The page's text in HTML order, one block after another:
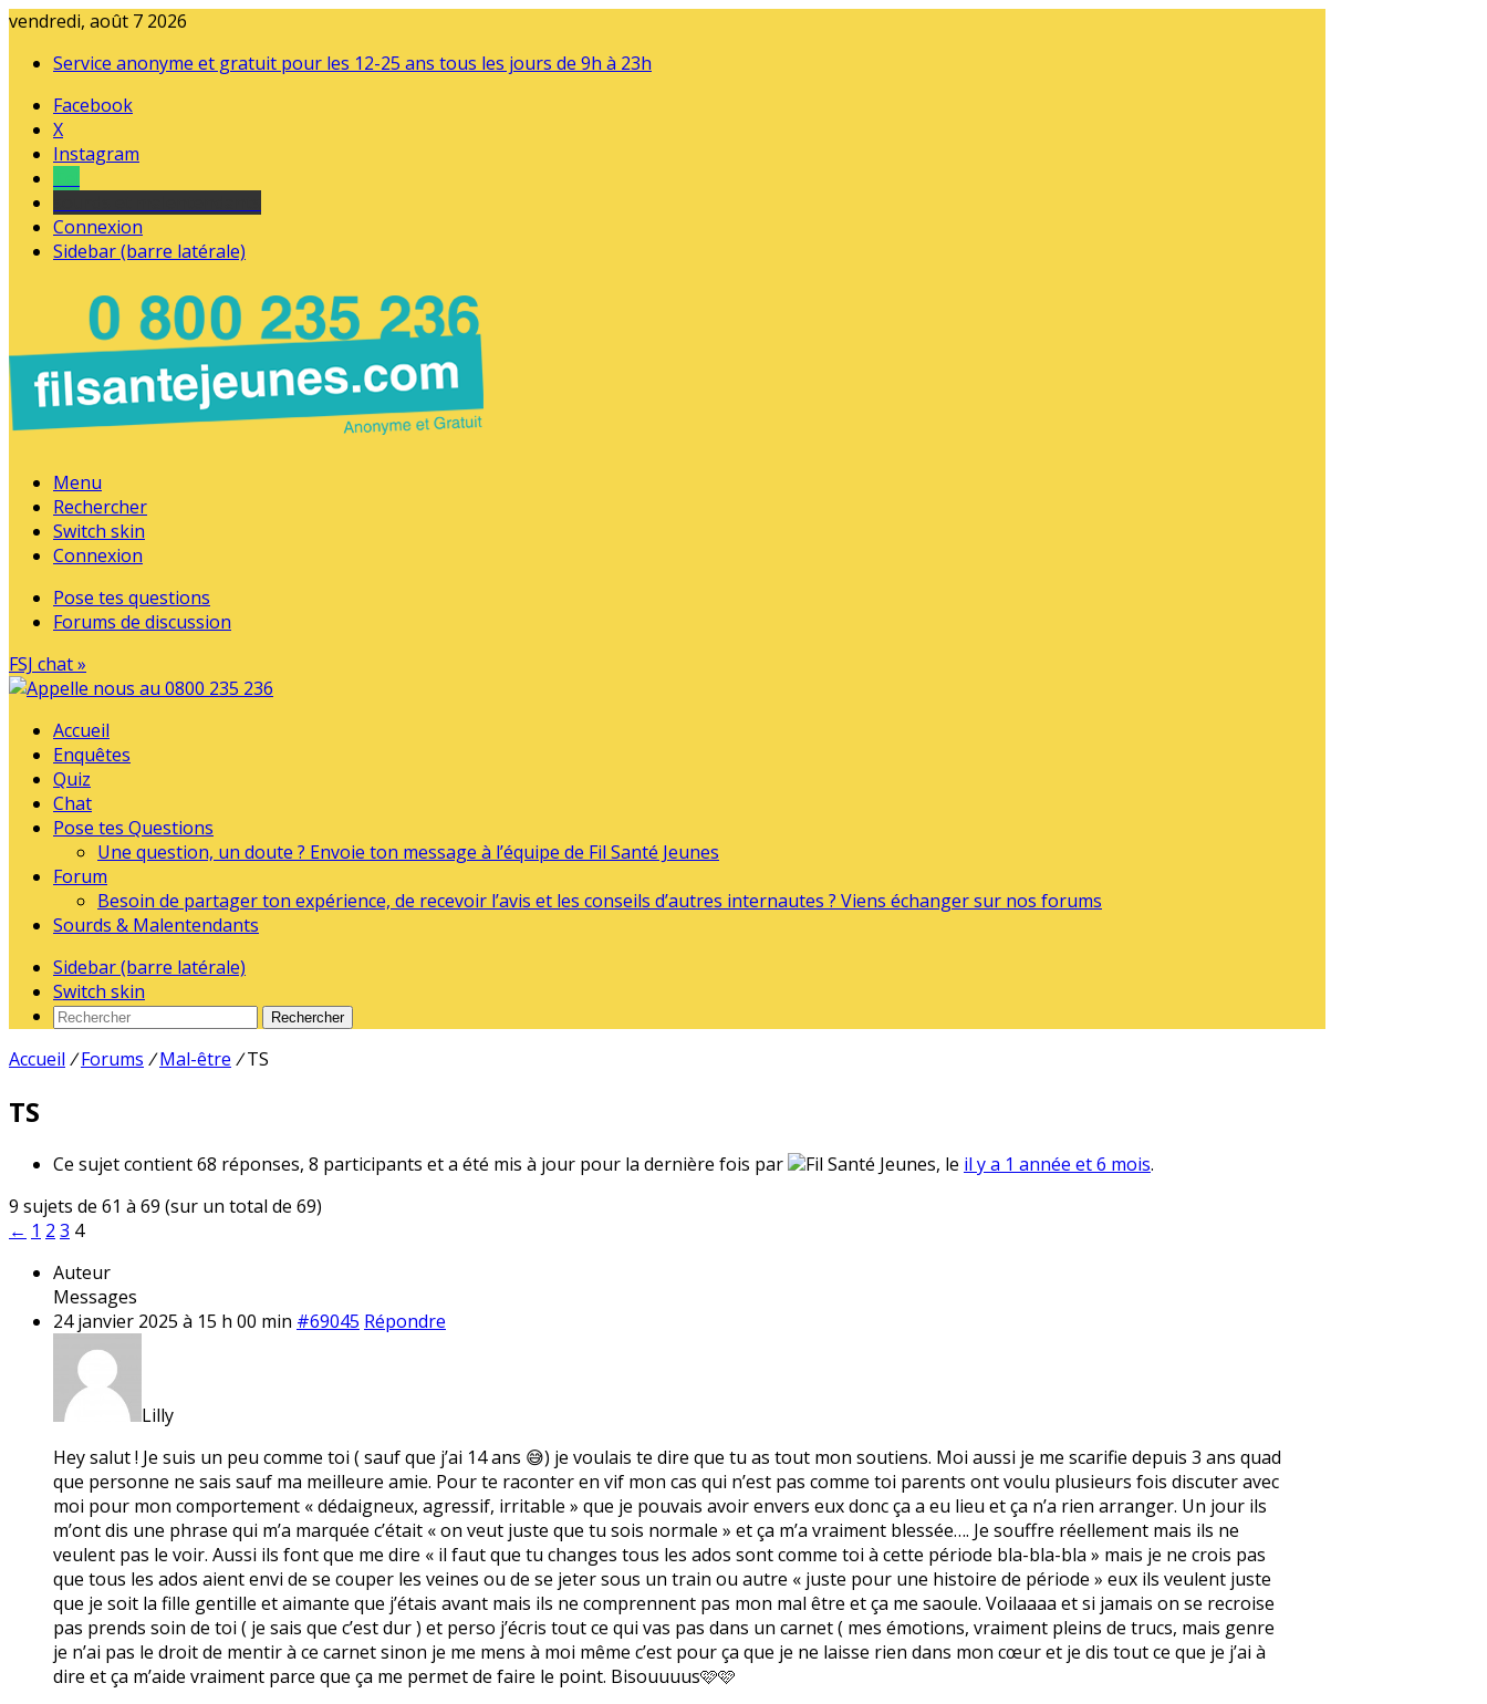
vendredi, août 7 2026
Service anonyme et gratuit pour les 12-25 ans tous les jours de 9h à 23h
Facebook
X
Instagram
Connexion
Sidebar (barre latérale)
Menu
Rechercher
Switch skin
Connexion
Pose tes questions
Forums de discussion
FSJ chat »
Accueil
Enquêtes
Quiz
Chat
Pose tes Questions
Une question, un doute ? Envoie ton message à l’équipe de Fil Santé Jeunes
Forum
Besoin de partager ton expérience, de recevoir l’avis et les conseils d’autres internautes ? Viens échanger sur nos forums
Sourds & Malentendants
Sidebar (barre latérale)
Switch skin
Rechercher
Accueil / Forums / Mal-être / TS
TS
Ce sujet contient 68 réponses, 8 participants et a été mis à jour pour la dernière fois par Fil Santé Jeunes, le il y a 1 année et 6 mois.
9 sujets de 61 à 69 (sur un total de 69)
← 1 2 3 4
Auteur
Messages
24 janvier 2025 à 15 h 00 min #69045 Répondre
Lilly
Hey salut ! Je suis un peu comme toi ( sauf que j’ai 14 ans 😅) je voulais te dire que tu as tout mon soutiens. Moi aussi je me scarifie depuis 3 ans quad
que personne ne sais sauf ma meilleure amie. Pour te raconter en vif mon cas qui n’est pas comme toi parents ont voulu plusieurs fois discuter avec
moi pour mon comportement « dédaigneux, agressif, irritable » que je pouvais avoir envers eux donc ça a eu lieu et ça n’a rien arranger. Un jour ils
m’ont dis une phrase qui m’a marquée c’était « on veut juste que tu sois normale » et ça m’a vraiment blessée…. Je souffre réellement mais ils ne
veulent pas le voir. Aussi ils font que me dire « il faut que tu changes tous les ados sont comme toi à cette période bla-bla-bla » mais je ne crois pas
que tous les ados aient envi de se couper les veines ou de se jeter sous un train ou autre « juste pour une histoire de période » eux ils veulent juste
que je soit la fille gentille et aimante que j’étais avant mais ils ne comprennent pas mon mal être et ça me saoule. Voilaaaa et si jamais on se recroise
pas prends soin de toi ( je sais que c’est dur ) et perso j’écris tout ce qui vas pas dans un carnet ( mes émotions, vraiment pleins de trucs, mais genre
je n’ai pas le droit de mentir à ce carnet sinon je me mens à moi même c’est pour ça que je ne laisse rien dans mon cœur et je dis tout ce que je j’ai à
dire et ça m’aide vraiment parce que ça me permet de faire le point. Bisouuuus🩷🩷